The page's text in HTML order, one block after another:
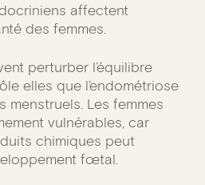
affectent
des femmes.
perturber l’équilibre
elles que l’endométriose
Les femmes
vulnérables, car
chimiques peut
fœtal.